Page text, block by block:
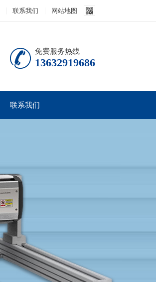
联系我们 网站地图
免费服务热线
13632919686
联系我们